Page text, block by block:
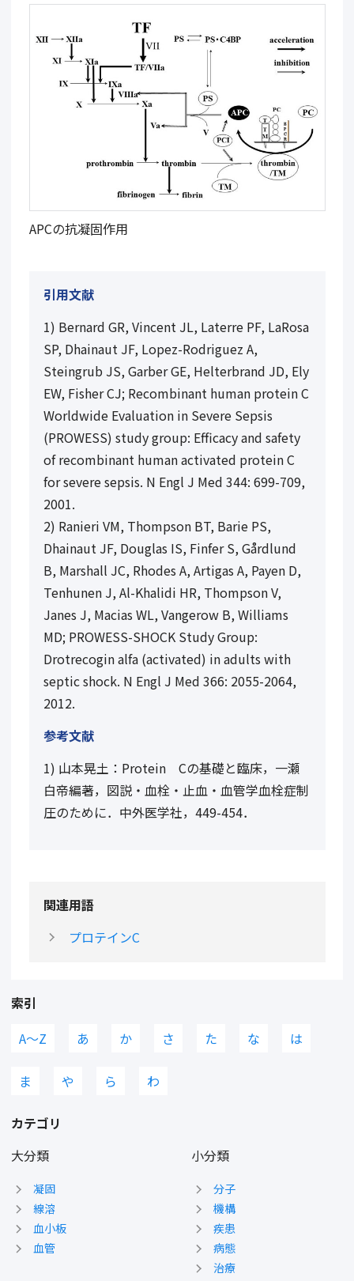
APCの抗凝固作用
引用文献
1) Bernard GR, Vincent JL, Laterre PF, LaRosa
SP, Dhainaut JF, Lopez-Rodriguez A,
Steingrub JS, Garber GE, Helterbrand JD, Ely
EW, Fisher CJ; Recombinant human protein C
Worldwide Evaluation in Severe Sepsis
(PROWESS) study group: Efficacy and safety
of recombinant human activated protein C
for severe sepsis. N Engl J Med 344: 699-709,
2001.
2) Ranieri VM, Thompson BT, Barie PS,
Dhainaut JF, Douglas IS, Finfer S, Gårdlund
B, Marshall JC, Rhodes A, Artigas A, Payen D,
Tenhunen J, Al-Khalidi HR, Thompson V,
Janes J, Macias WL, Vangerow B, Williams
MD; PROWESS-SHOCK Study Group:
Drotrecogin alfa (activated) in adults with
septic shock. N Engl J Med 366: 2055-2064,
2012.
参考文献
1) 山本晃土：Protein Cの基礎と臨床，一瀬
白帝編著，図説・血栓・止血・血管学血栓症制
圧のために．中外医学社，449-454．
関連用語
プロテインC
索引
A〜Z
あ か さ た な は
ま や ら わ
カテゴリ
大分類
凝固
線溶
血小板
血管
小分類
分子
機構
疾患
病態
治療